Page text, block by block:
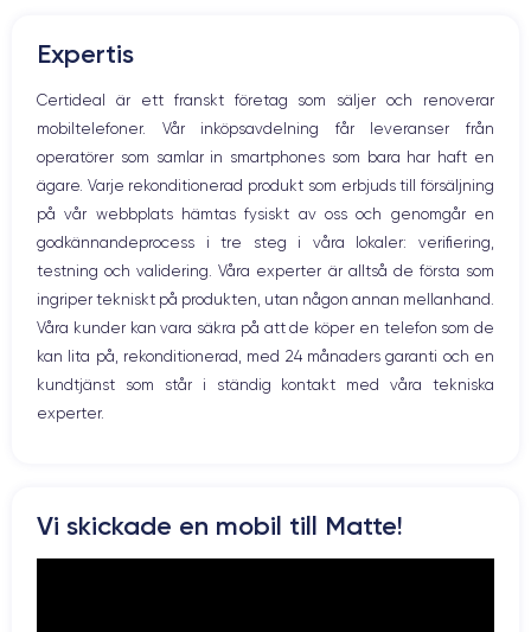
imponerande funktioner
väljer att köpa en renoverad smartphone.
Skärm:
en utmärkt OLED-skärm
upplösning på 2532 x 1170 pixlar med en densitet på 460 pixlar per
tum. Den är HDR-kompatibel och har ett kontrastförhållande på 2 000
000:1. Med andra ord säkerställer den att du får skimrande färger och
djupa svarta färger.
det perfekta valet . Tack vare Dolby Atmos-stereohögtalarna är
ljudet perfekt spatialiserat och du kan njuta fullt ut av ditt innehåll
hemma eller på språng.
Högtalare
Hem-knappen
Bluetooth
WiFi
Nätverk
Vibration
Prise USB
Expertis
Certideal är ett franskt företag som säljer och renoverar
mobiltelefoner. Vår inköpsavdelning får leveranser från
operatörer som samlar in smartphones som bara har haft en
ägare. Varje rekonditionerad produkt som erbjuds till försäljning
på vår webbplats hämtas fysiskt av oss och genomgår en
godkännandeprocess i tre steg i våra lokaler: verifiering,
testning och validering. Våra experter är alltså de första som
ingriper tekniskt på produkten, utan någon annan mellanhand.
Våra kunder kan vara säkra på att de köper en telefon som de
kan lita på, rekonditionerad, med 24 månaders garanti och en
kundtjänst som står i ständig kontakt med våra tekniska
experter.
Vi skickade en mobil till Matte!